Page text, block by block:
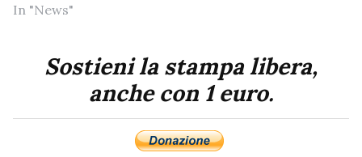
In "News"
Sostieni la stampa libera,
anche con 1 euro.